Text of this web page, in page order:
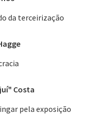
da terceirização
Costa
pela exposição